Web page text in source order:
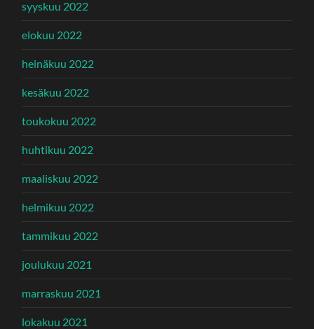
syyskuu 2022
elokuu 2022
heinäkuu 2022
kesäkuu 2022
toukokuu 2022
huhtikuu 2022
maaliskuu 2022
helmikuu 2022
tammikuu 2022
joulukuu 2021
marraskuu 2021
lokakuu 2021